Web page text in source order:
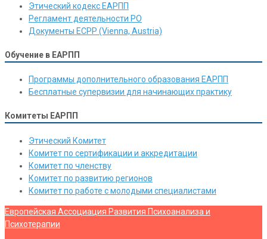
Этический кодекс ЕАРПП
Регламент деятельности РО
Документы ЕСРР (Vienna, Austria)
Обучение в ЕАРПП
Программы дополнительного образования ЕАРПП
Бесплатные супервизии для начинающих практику
Комитеты ЕАРПП
Этический Комитет
Комитет по сертификации и аккредитации
Комитет по членству
Комитет по развитию регионов
Комитет по работе с молодыми специалистами
Европейская Ассоциация Развития Психоанализа и
Психотерапии